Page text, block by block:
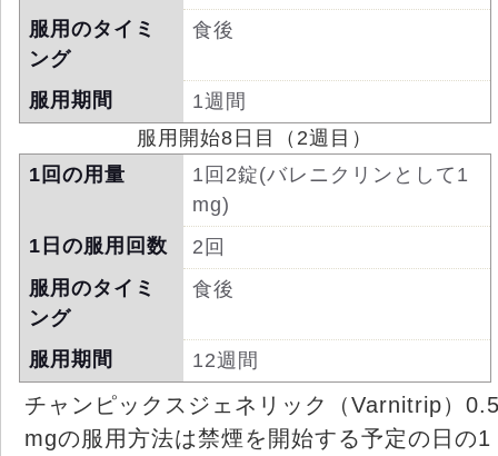
服用のタイミ
ング
食後
服用期間
1週間
服用開始8日目（2週目）
1回の用量
1回2錠(バレニクリンとして1
mg)
1日の服用回数
2回
服用のタイミ
ング
食後
服用期間 12週間
チャンピックスジェネリック（Varnitrip）
mgの服用方法は禁煙を開始する予定の日の1